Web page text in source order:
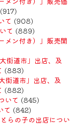
(917)
て (908)
て (889)
メン付き）」販売開
街道市」出店、及
(883)
街道市」出店、及
(882)
いて (845)
て (842)
らの子の出店につい